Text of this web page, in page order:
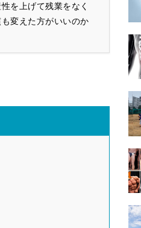
を上げて残業をなく
変えた方がいいのか